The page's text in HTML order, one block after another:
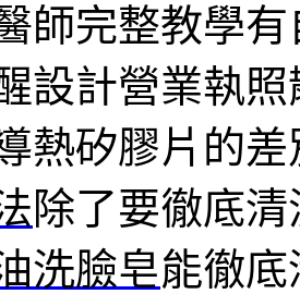
師完整教學
設計營業執
熱矽膠片的
除了要徹底
洗臉皂能徹